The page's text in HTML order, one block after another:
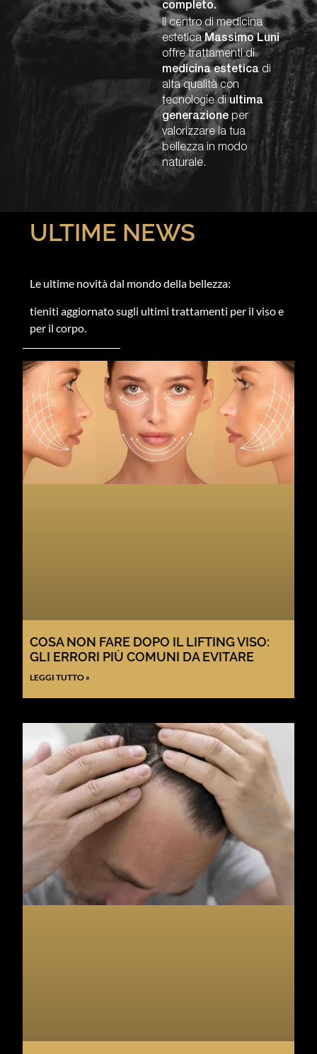
completo.
Il centro di medicina
esteticaMassimo Luni
offre trattamenti di
medicina esteticadi
alta qualità con
tecnologie diultima
generazioneper
valorizzare la tua
bellezza in modo
naturale.
ULTIME NEWS
Le ultime novità dal mondo della bellezza:
tieniti aggiornato sugli ultimi trattamenti per il viso e
per il corpo.
COSA NON FARE DOPO IL LIFTING VISO:
GLI ERRORI PIÙ COMUNI DA EVITARE
LEGGI TUTTO »